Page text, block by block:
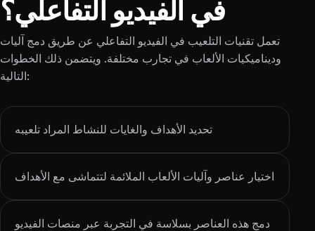
في الفيديو التفاعلي؟
تعمل تقنيات التلعيب في الفيديو التفاعلي عن طريق دمج آليات
وديناميكيات الألعاب في تجارب مختلفة. ويتضمن ذلك الخطوات
التالية:
تحديد الأهداف والغايات للنشاط المراد تلعيبه
اختيار عناصر وآليات الألعاب الملائمة لتتماشى مع الأهداف
دمج هذه العناصر بسلاسة في التجربة عبر منصات الفيديو